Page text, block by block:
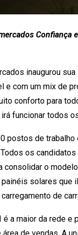
inaugurou
e com um mix de
conforto para
funcionar todos
postos de
os
consolidar o
solares que
de
é a maior da rede